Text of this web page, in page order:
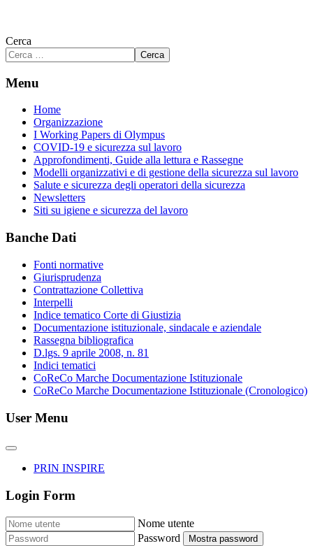
Cerca
Cerca
Menu
Home
Organizzazione
I Working Papers di Olympus
COVID-19 e sicurezza sul lavoro
Approfondimenti, Guide alla lettura e Rassegne
Modelli organizzativi e di gestione della sicurezza sul lavoro
Salute e sicurezza degli operatori della sicurezza
Newsletters
Siti su igiene e sicurezza del lavoro
Banche Dati
Fonti normative
Giurisprudenza
Contrattazione Collettiva
Interpelli
Indice tematico Corte di Giustizia
Documentazione istituzionale, sindacale e aziendale
Rassegna bibliografica
D.lgs. 9 aprile 2008, n. 81
Indici tematici
CoReCo Marche Documentazione Istituzionale
CoReCo Marche Documentazione Istituzionale (Cronologico)
User Menu
PRIN INSPIRE
Login Form
Nome utente
Password
Mostra password